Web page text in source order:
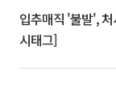
입추매직 '불발',
시태그]